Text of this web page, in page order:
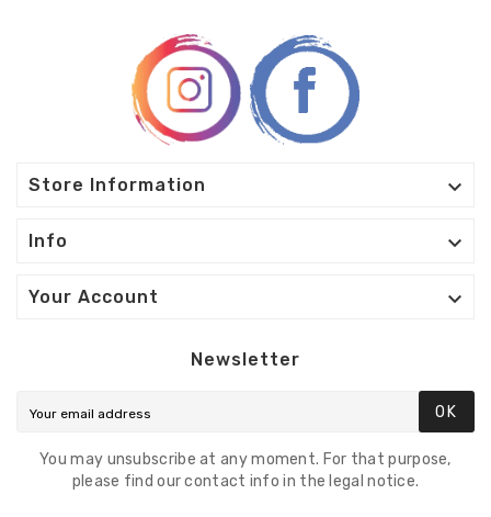
Store Information 
Info 
Your Account 
Newsletter
OK
You may unsubscribe at any moment. For that purpose,
please find our contact info in the legal notice.